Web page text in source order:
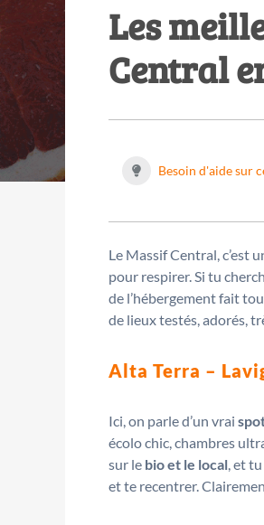
Les
Central
Besoin d'aide sur
Le Massif Central, c’est
pour respirer. Si tu
de l’hébergement fait
de lieux testés, adorés,
Alta Terra –
Ici, on parle d’un vrai
écolo chic, chambres
sur le bio et le local, et
et te recentrer.